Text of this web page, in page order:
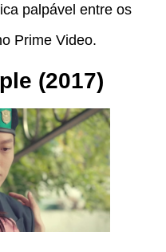
palpável entre os
Prime Video.
(2017)